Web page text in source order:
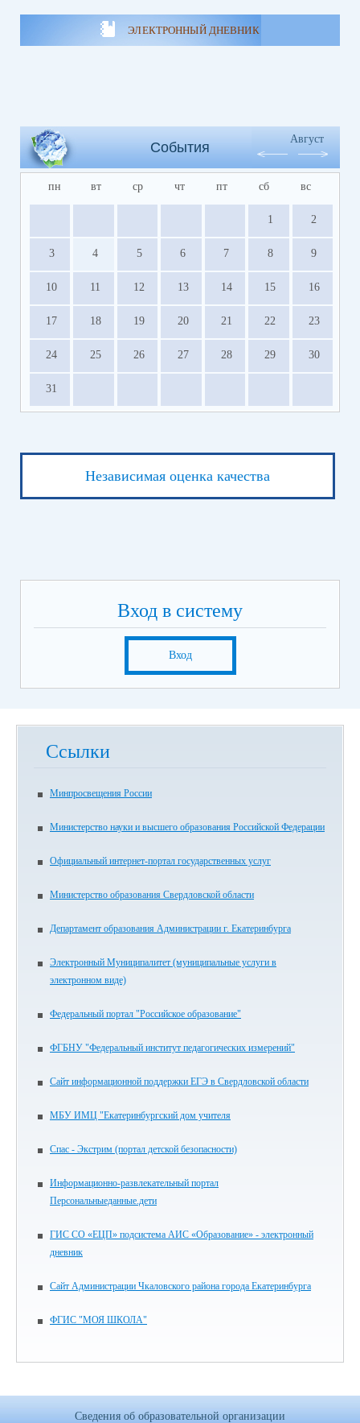
ЭЛЕКТРОННЫЙ ДНЕВНИК
События
Август
пн вт ср чт пт сб вс
1 2
3 4 5 6 7 8 9
10 11 12 13 14 15 16
17 18 19 20 21 22 23
24 25 26 27 28 29 30
31
Независимая оценка качества
Вход в систему
Вход
Ссылки
Минпросвещения России
Министерство науки и высшего образования Российской Федерации
Официальный интернет-портал государственных услуг
Министерство образования Свердловской области
Департамент образования Администрации г. Екатеринбурга
Электронный Муниципалитет (муниципальные услуги в
электронном виде)
Федеральный портал "Российское образование"
ФГБНУ "Федеральный институт педагогических измерений"
Сайт информационной поддержки ЕГЭ в Свердловской области
МБУ ИМЦ "Екатеринбургский дом учителя
Спас - Экстрим (портал детской безопасности)
Информационно-развлекательный портал
Персональныеданные.дети
ГИС СО «ЕЦП» подсистема АИС «Образование» - электронный
дневник
Сайт Администрации Чкаловского района города Екатеринбурга
ФГИС "МОЯ ШКОЛА"
Сведения об образовательной организации